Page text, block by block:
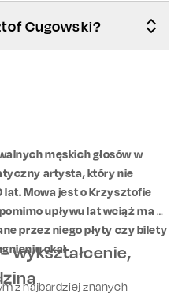
Cugowski?
męskich głosów w
artysta, który nie
lat. Mowa jest o Krzysztofie
upływu lat wciąż ma w
przez niego płyty czy bilety
oka!
z najbardziej znanych
wykształcenie,